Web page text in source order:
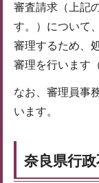
審査請求（上記
す。）について
審理するため、
審理を行います
なお、審理員事
います。
奈良県行